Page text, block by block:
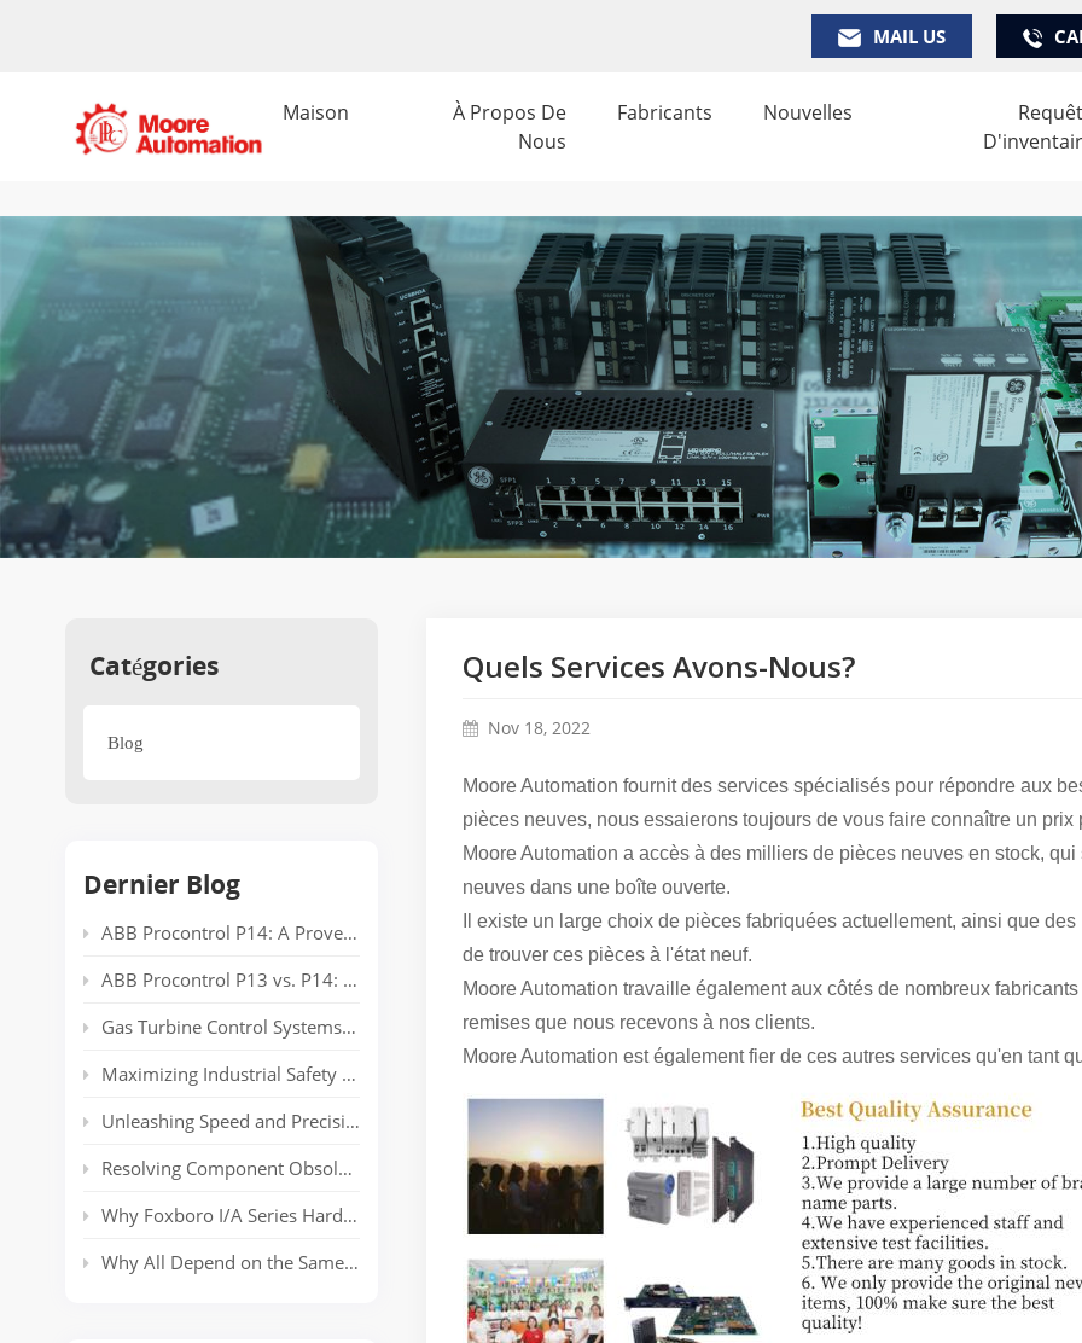
MAIL US
Maison
À Propos De
Nous
Fabricants Nouvelles
Catégories
Blog
Dernier Blog
ABB Procontrol P14: A Proven Power Plant Automation System Supporting Reliable Generation for Decades
ABB Procontrol P13 vs. P14: Technical Comparison and Spare Parts Guide
Gas Turbine Control Systems: Common Automation Platforms and Spare Parts Used in Power Generation
Maximizing Industrial Safety and Connectivity with the HIMA HIMatrix Series
Unleashing Speed and Precision: The Power of ABB’s AC 800PEC Control System
Resolving Component Obsolescence in ICS Triplex Trusted® T8000 Series Safety Systems
Why Foxboro I/A Series Hardware Still Dominates Long-Life Process Plants
Why All Depend on the Same Safety Platform: Triconex
Quels Services Avons-Nous?
Nov 18, 2022
MooreAutomation fournit des services spécialisés pour répondre aux
pièces neuves, nous essaierons toujours de vous faire connaître un
Moore Automation a accès à des milliers de pièces neuves en stock,
neuves dans une boîte ouverte.
Il existe un large choix de pièces fabriquées actuellement, ainsi que
de trouver ces pièces à l'état neuf.
Moore Automation travaille également aux côtés de nombreux
remises que nous recevons à nos clients.
Moore Automation est également fier de ces autres services qu'en tant